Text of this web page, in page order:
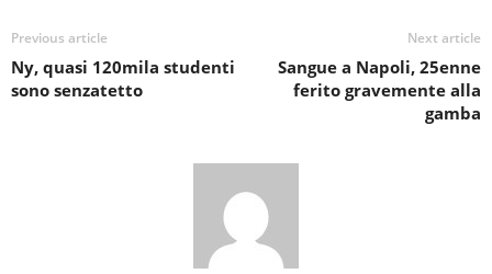
Previous article
Ny, quasi 120mila studenti
sono senzatetto
Next article
Sangue a Napoli, 25enne
ferito gravemente alla
gamba